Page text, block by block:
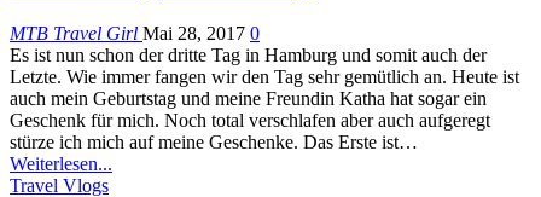
MTB Travel Girl Mai 28, 2017 0
Es ist nun schon der dritte Tag in Hamburg und somit auch der
Letzte. Wie immer fangen wir den Tag sehr gemütlich an. Heute ist
auch mein Geburtstag und meine Freundin Katha hat sogar ein
Geschenk für mich. Noch total verschlafen aber auch aufgeregt
stürze ich mich auf meine Geschenke. Das Erste ist…
Weiterlesen...
Travel Vlogs